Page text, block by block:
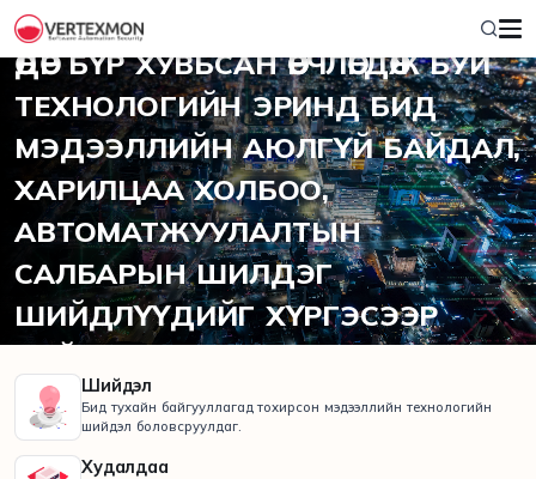
2012 ОНООС ХОЙШ
ӨДӨР БҮР ХУВЬСАН ӨӨРЧЛӨГДӨЖ БУЙ
ТЕХНОЛОГИЙН ЭРИНД БИД
МЭДЭЭЛЛИЙН АЮЛГҮЙ БАЙДАЛ,
ХАРИЛЦАА ХОЛБОО,
АВТОМАТЖУУЛАЛТЫН
САЛБАРЫН ШИЛДЭГ
ШИЙДЛҮҮДИЙГ ХҮРГЭСЭЭР
БАЙНА.
Шийдэл
Бид тухайн байгууллагад тохирсон мэдээллийн технологийн
шийдэл боловсруулдаг.
Худалдаа